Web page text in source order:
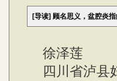
[导读] 顾名思义，盆腔炎
徐泽莲
四川省泸县